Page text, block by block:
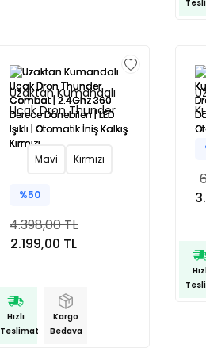
Uzaktan Kumandalı
Uçak Dron Thunder
Combat | 2.4Ghz 360
Derece Dönebilen |
LED Işıklı | Otomatik
Mavi Kırmızı
%50
4.398,00 TL
2.199,00 TL
Hızlı
Teslimat
Kargo
Bedava